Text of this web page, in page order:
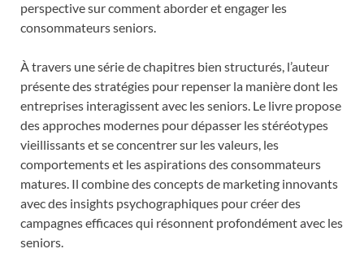
perspective sur comment aborder et engager les
consommateurs seniors.
À travers une série de chapitres bien structurés, l’auteur
présente des stratégies pour repenser la manière dont les
entreprises interagissent avec les seniors. Le livre propose
des approches modernes pour dépasser les stéréotypes
vieillissants et se concentrer sur les valeurs, les
comportements et les aspirations des consommateurs
matures. Il combine des concepts de marketing innovants
avec des insights psychographiques pour créer des
campagnes efficaces qui résonnent profondément avec les
seniors.